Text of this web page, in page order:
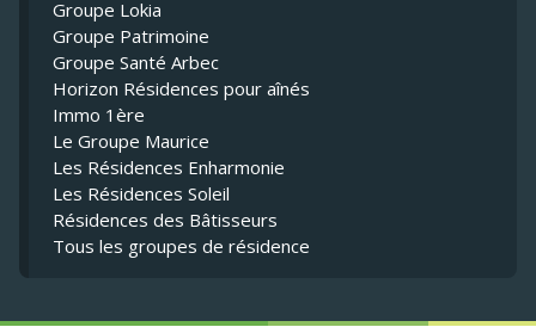
Groupe Lokia
Groupe Patrimoine
Groupe Santé Arbec
Horizon Résidences pour aînés
Immo 1ère
Le Groupe Maurice
Les Résidences Enharmonie
Les Résidences Soleil
Résidences des Bâtisseurs
Tous les groupes de résidence